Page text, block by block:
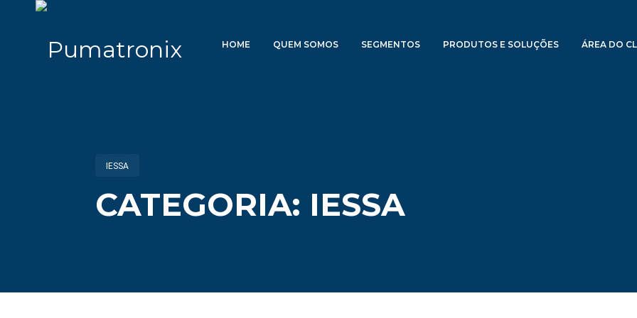
HOME QUEM SOMOS SEGMENTOS PRODUTOS E SOLUÇÕES ÁREA DO
IESSA
CATEGORIA: IESSA